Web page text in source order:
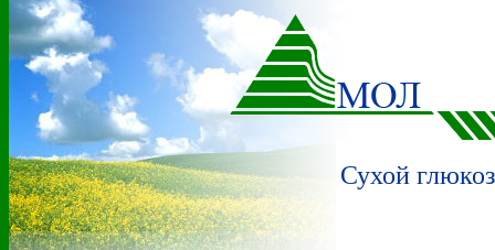
Сухой